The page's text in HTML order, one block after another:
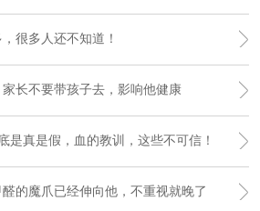
很多人还不知道！
长不要带孩子去，影响他健康
是真是假，血的教训，这些不可信！
的魔爪已经伸向他，不重视就晚了